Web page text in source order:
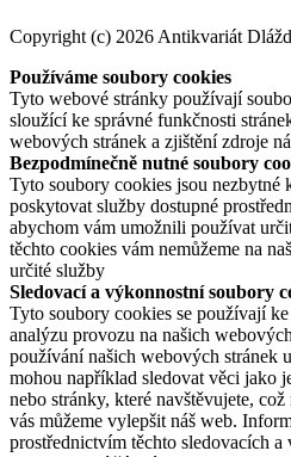
Copyright (c) 2026 Antikvariát
Používáme soubory cookies
Tyto webové stránky používají
sloužící ke správné funkčnosti
webových stránek a zjištění zdroje
Bezpodmínečně nutné soubory
Tyto soubory cookies jsou nezbytné
poskytovat služby dostupné
abychom vám umožnili používat
těchto cookies vám nemůžeme na
určité služby
Sledovací a výkonnostní soubory
Tyto soubory cookies se používají
analýzu provozu na našich
používání našich webových stránek
mohou například sledovat věci jako
nebo stránky, které navštěvujete,
vás můžeme vylepšit náš web.
prostřednictvím těchto sledovacích